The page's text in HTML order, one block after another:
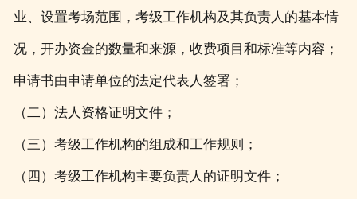
业、设置考场范围，考级工作机构及其负责人的基本情
况，开办资金的数量和来源，收费项目和标准等内容；
申请书由申请单位的法定代表人签署；
（二）法人资格证明文件；
（三）考级工作机构的组成和工作规则；
（四）考级工作机构主要负责人的证明文件；